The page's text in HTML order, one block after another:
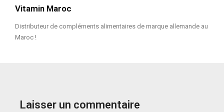
Vitamin Maroc
Distributeur de compléments alimentaires de marque allemande au
Maroc !
Laisser un commentaire